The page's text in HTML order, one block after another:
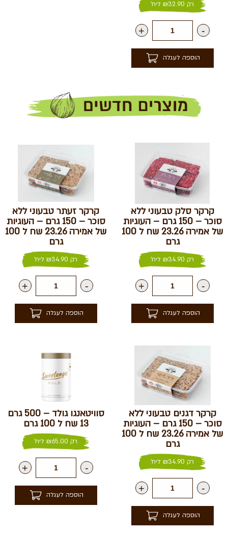
רק ₪32.90 ליח'
-
+
הוספה לעגלה
קרקר סלק טבעוני ללא
סוכר – 150 גרם – העוגיות
של אמירה 23.26 שח ל 100
גרם
רק ₪34.90 ליח'
-
+
הוספה לעגלה
קרקר זעתר טבעוני ללא
סוכר – 150 גרם – העוגיות
של אמירה 23.26 שח ל 100
גרם
רק ₪34.90 ליח'
-
+
הוספה לעגלה
קרקר דגנים טבעוני ללא
סוכר – 150 גרם – העוגיות
של אמירה 23.26 שח ל 100
גרם
רק ₪34.90 ליח'
-
+
הוספה לעגלה
סוויטאנגו גולד – 500 גרם
13 שח ל 100 גרם
רק ₪65.00 ליח'
-
+
הוספה לעגלה